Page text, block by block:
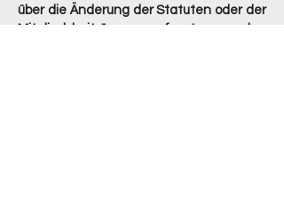
über die Änderung der Statuten oder der
Mitgliedsbeiträge gefasst werden